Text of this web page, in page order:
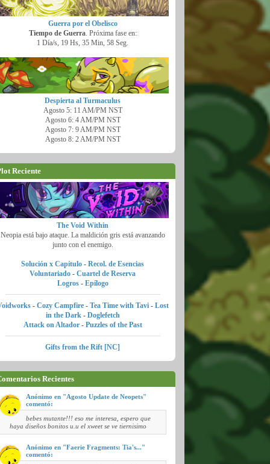
Guerra por el Obelisco
Tiempo de Guerra. Próxima fase en:
1 Día/s, 19 Hs, 35 Min, 57 Seg.
Despierta al Turmaculus
Agosto 5: 11 AM/PM NST
Agosto 6: 4 AM/PM NST
Agosto 7: 9 AM/PM NST
Agosto 8: 2 AM/PM NST
Reciente
The Void Within
Neopia está bajo ataque. La maldición gris está avanzando
junto con el enemigo.
Solución x Capítulo -Recol. de Esencias
Voluntariado -Cuartel de Reserva
Logros- Epílogo
- Cozy Campfire - Tea Time with Tavi- Lost
in the Dark- Doglefetch
Attack on Altador- Puzzles of the Past
Gifts from the Rift [NC]
Recientes
Anónimo en "Agosto Update de Neopets"
comentó:
bebes mutante!!! eso me interesa, espero que
haya diseños bonitos u.u el xweet se ve tiernisimo
Anónimo en "Faerie Fragments: Tia's..."
comentó: